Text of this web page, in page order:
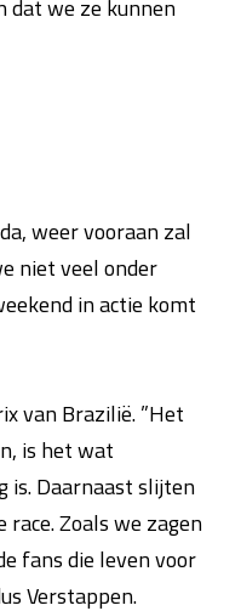
dat we ze kunnen
weer vooraan zal
niet veel onder
in actie komt
van Brazilië. ”Het
is het wat
is. Daarnaast slijten
Zoals we zagen
fans die leven voor
Verstappen.